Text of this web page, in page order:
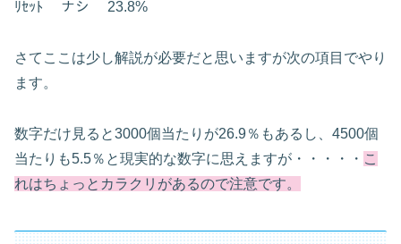
ﾘｾｯﾄ ナシ 23.8%
さてここは少し解説が必要だと思いますが次の項目でやり
ます。
数字だけ見ると3000個当たりが26.9％もあるし、4500個
当たりも5.5％と現実的な数字に思えますが・・・・・ こ
れはちょっとカラクリがあるので注意です。